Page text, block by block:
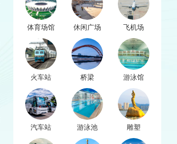
体育场馆 休闲广场 飞机场
火车站 桥梁 游泳馆
汽车站 游泳池 雕塑